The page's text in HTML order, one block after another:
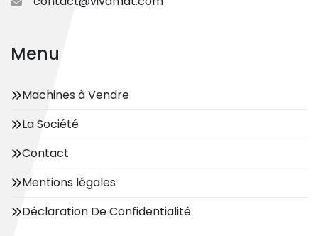
Menu
Machines à Vendre
La Société
Contact
Mentions légales
Déclaration De Confidentialité